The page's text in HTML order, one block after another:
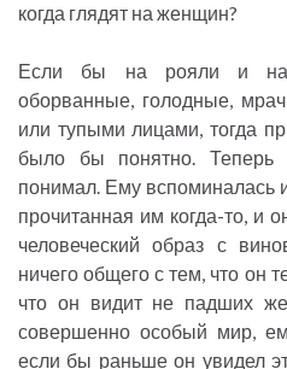
когда глядят на женщин?
Если бы на рояли и на
оборванные, голодные,
или тупыми лицами, тогда
было бы понятно. Теперь
понимал. Ему
прочитанная им когда-то, и
человеческий образ с
ничего общего с тем, что он
что он видит не падших
совершенно особый мир,
если бы раньше он увидел